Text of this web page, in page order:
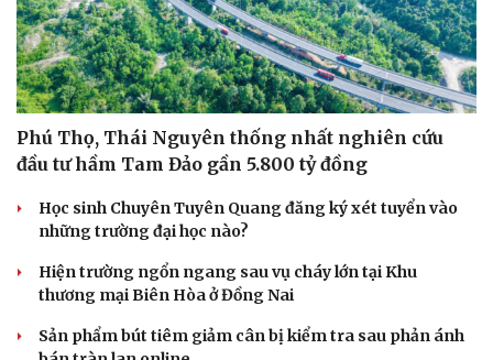
Cải chính
Phú Thọ, Thái Nguyên thống nhất nghiên cứu
đầu tư hầm Tam Đảo gần 5.800 tỷ đồng
Học sinh Chuyên Tuyên Quang đăng ký xét tuyển vào
những trường đại học nào?
Hiện trường ngổn ngang sau vụ cháy lớn tại Khu
thương mại Biên Hòa ở Đồng Nai
Sản phẩm bút tiêm giảm cân bị kiểm tra sau phản ánh